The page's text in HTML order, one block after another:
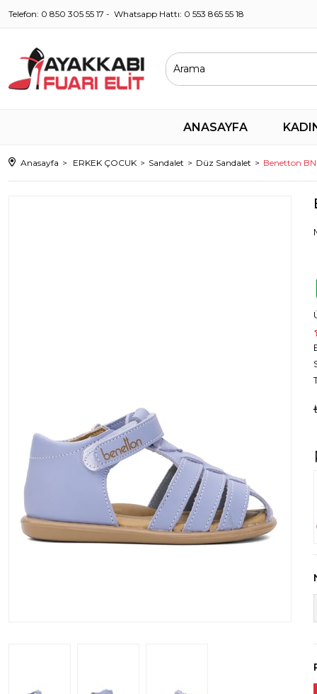
Telefon: 0 850 305 55 17 - Whatsapp Hattı: 0 553 865 55 18
ANASAYFA
Anasayfa ERKEK ÇOCUK Sandalet Düz Sandalet Benetton